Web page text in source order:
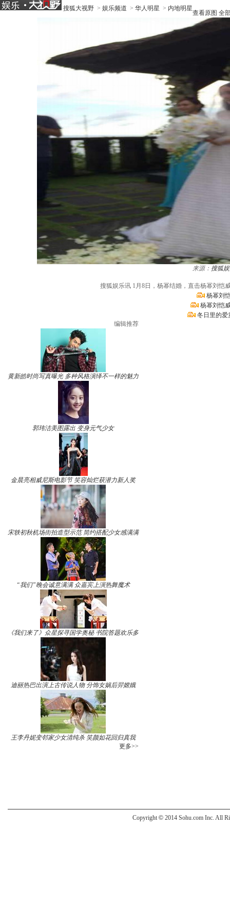
搜狐大视野 > 娱乐频道 > 华人明星 > 内地明星
查看原图 全
来源： 搜狐
搜狐娱乐讯 1月8日，杨幂结婚，直击杨幂刘恺
杨幂刘
杨幂刘恺
冬日里的爱
编辑推荐
黄新皓时尚写真曝光 多种风格演绎不一样的魅力
郭玮洁美图露出 变身元气少女
金晨亮相威尼斯电影节 笑容灿烂获潜力新人奖
宋轶初秋机场街拍造型示范 简约搭配少女感满满
“我们”晚会诚意满满 众嘉宾上演热舞魔术
《我们来了》众星探寻国学奥秘 书院答题欢乐多
迪丽热巴出演上古传说人物 分饰女娲后羿嫦娥
王李丹妮变邻家少女清纯杀 笑颜如花回归真我
更多>>
Copyright © 2014 Sohu.com Inc. All